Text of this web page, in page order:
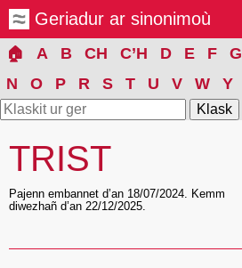
Geriadur ar sinonimoù
🏠 A B CH C’H D E F G
N
O P R S T U V W Y
TRIST
Pajenn embannet d’an 18/07/2024. Kemm
diwezhañ d’an 22/12/2025.